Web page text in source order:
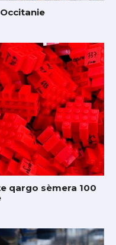
qargo sèmera 100